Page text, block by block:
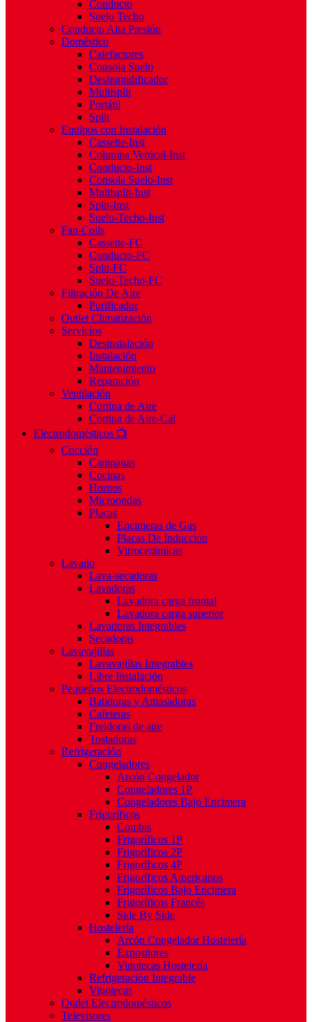
Conducto
Suelo Techo
Conducto Alta Presión
Doméstico
Calefactores
Consola Suelo
Deshumidificador
Multisplit
Portátil
Split
Equipos con Instalación
Cassette-Inst
Columna Vertical-Inst
Conducto-Inst
Consola Suelo-Inst
Multisplit-Inst
Split-Inst
Suelo-Techo-Inst
Fan-Coils
Cassette-FC
Conducto-FC
Split-FC
Suelo-Techo-FC
Filtración De Aire
Purificador
Outlet Climatización
Servicios
Desinstalación
Instalación
Mantenimiento
Reparación
Ventilación
Cortina de Aire
Cortina de Aire-Cal
Electrodomésticos 📺
Cocción
Campanas
Cocinas
Hornos
Microondas
Placas
Encimeras de Gas
Placas De Inducción
Vitrocerámicas
Lavado
Lava-secadoras
Lavadoras
Lavadora carga frontal
Lavadora carga superior
Lavadoras Integrables
Secadoras
Lavavajillas
Lavavajillas Integrables
Libre Instalación
Pequeños Electrodomésticos
Batidoras y Amasadoras
Cafeteras
Freidoras de aire
Tostadoras
Refrigeración
Congeladores
Arcón Congelador
Congeladores 1P
Congeladores Bajo Encimera
Frigoríficos
Combis
Frigoríficos 1P
Frigoríficos 2P
Frigoríficos 4P
Frigoríficos Americanos
Frigoríficos Bajo Encimera
Frigoríficos Francés
Side By Side
Hostelería
Arcón Congelador Hostelería
Expositores
Vinotecas Hostelería
Refrigeración Integrable
Vinotecas
Outlet Electrodomésticos
Televisores